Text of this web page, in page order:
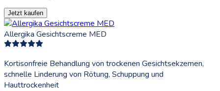
Jetzt kaufen
Allergika Gesichtscreme MED
Kortisonfreie Behandlung von trockenen Gesichtsekzemen,
schnelle Linderung von Rötung, Schuppung und
Hauttrockenheit